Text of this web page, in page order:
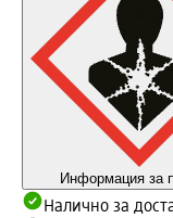
Информация за
Налично за